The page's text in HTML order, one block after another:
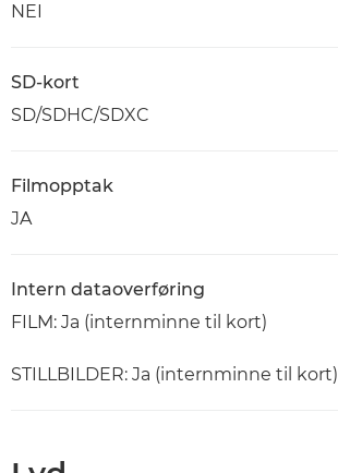
NEI
SD-kort
SD/SDHC/SDXC
Filmopptak
JA
Intern dataoverføring
FILM: Ja (internminne til kort)
STILLBILDER: Ja (internminne til kort)